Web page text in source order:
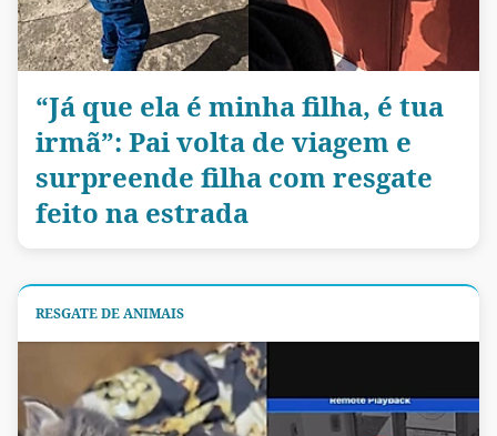
“Já que ela é minha filha, é tua
irmã”: Pai volta de viagem e
surpreende filha com resgate
feito na estrada
RESGATE DE ANIMAIS